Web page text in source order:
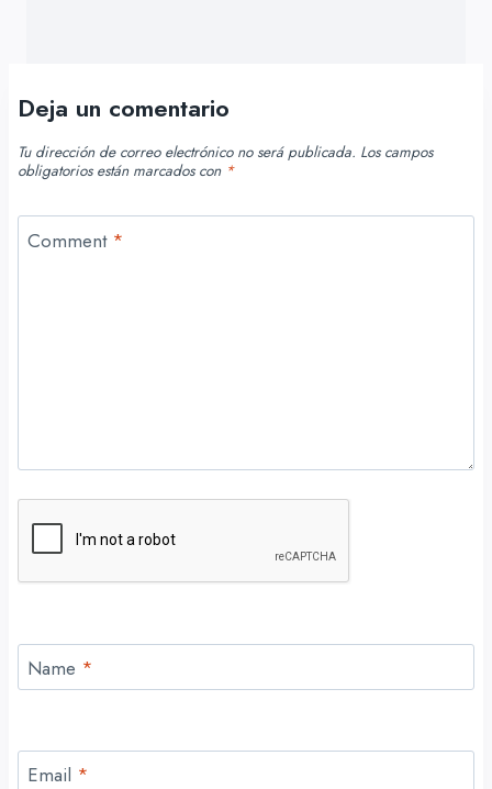
Deja un comentario
Tu dirección de correo electrónico no será publicada. Los campos
obligatorios están marcados con *
Comment *
Name *
Email *